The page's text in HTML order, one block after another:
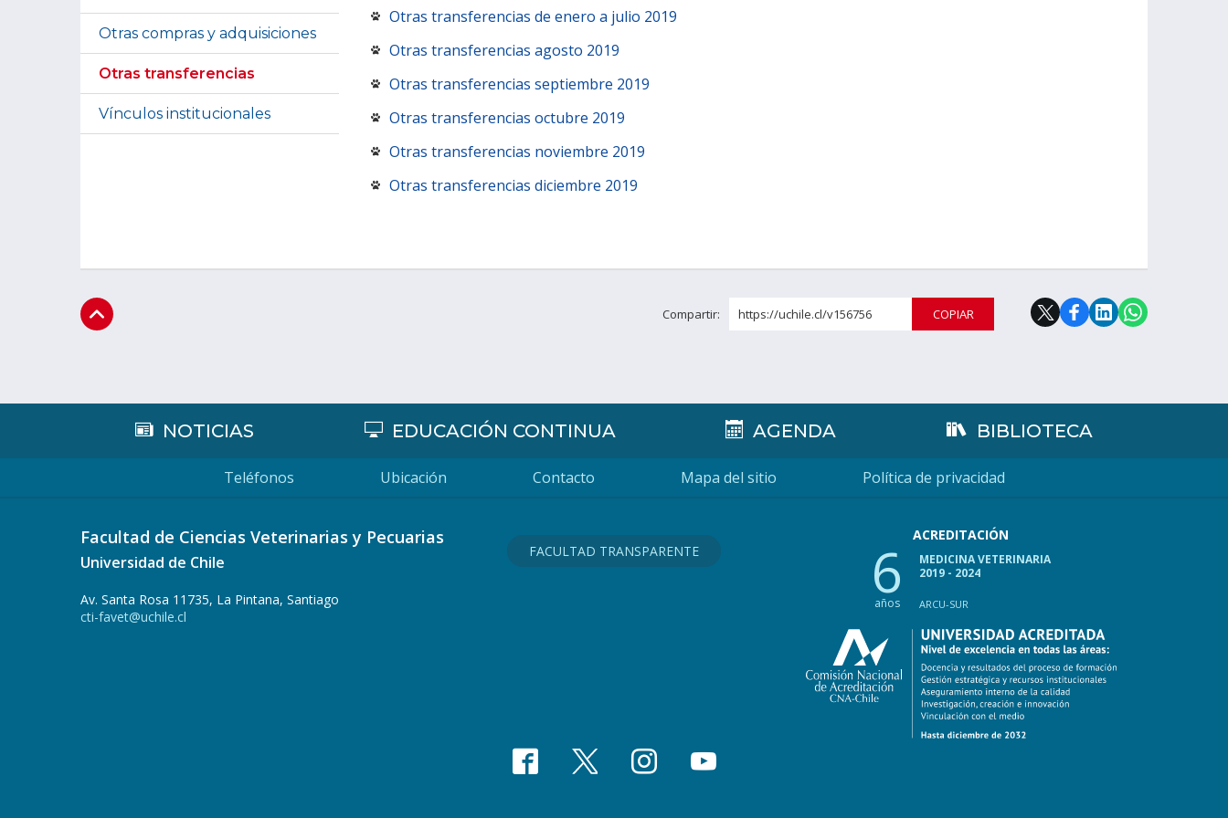
Otras compras y adquisiciones
Otras transferencias
Vínculos institucionales
Otras transferencias de enero a julio 2019
Otras transferencias agosto 2019
Otras transferencias septiembre 2019
Otras transferencias octubre 2019
Otras transferencias noviembre 2019
Otras transferencias diciembre 2019
Compartir: https://uchile.cl/v156756
NOTICIAS EDUCACIÓN CONTINUA AGENDA BIBLIOTECA
Teléfonos Ubicación Contacto Mapa del sitio Política de privacidad
Facultad de Ciencias Veterinarias y Pecuarias
Universidad de Chile
Av. Santa Rosa 11735, La Pintana, Santiago
cti-favet@uchile.cl
FACULTAD TRANSPARENTE
ACREDITACIÓN
6
años
MEDICINA VETERINARIA
2019 - 2024
ARCU-SUR